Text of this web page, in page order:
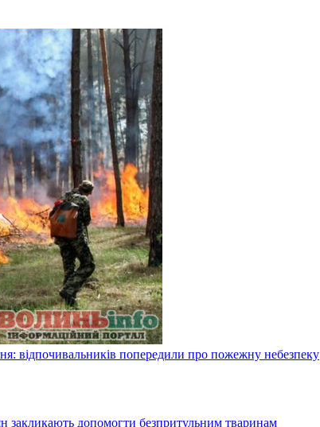
відпочивальників попередили про пожежну небезпеку
закликають допомогти безпритульним тваринам